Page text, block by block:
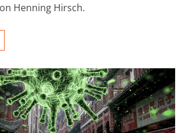
Henning Hirsch.